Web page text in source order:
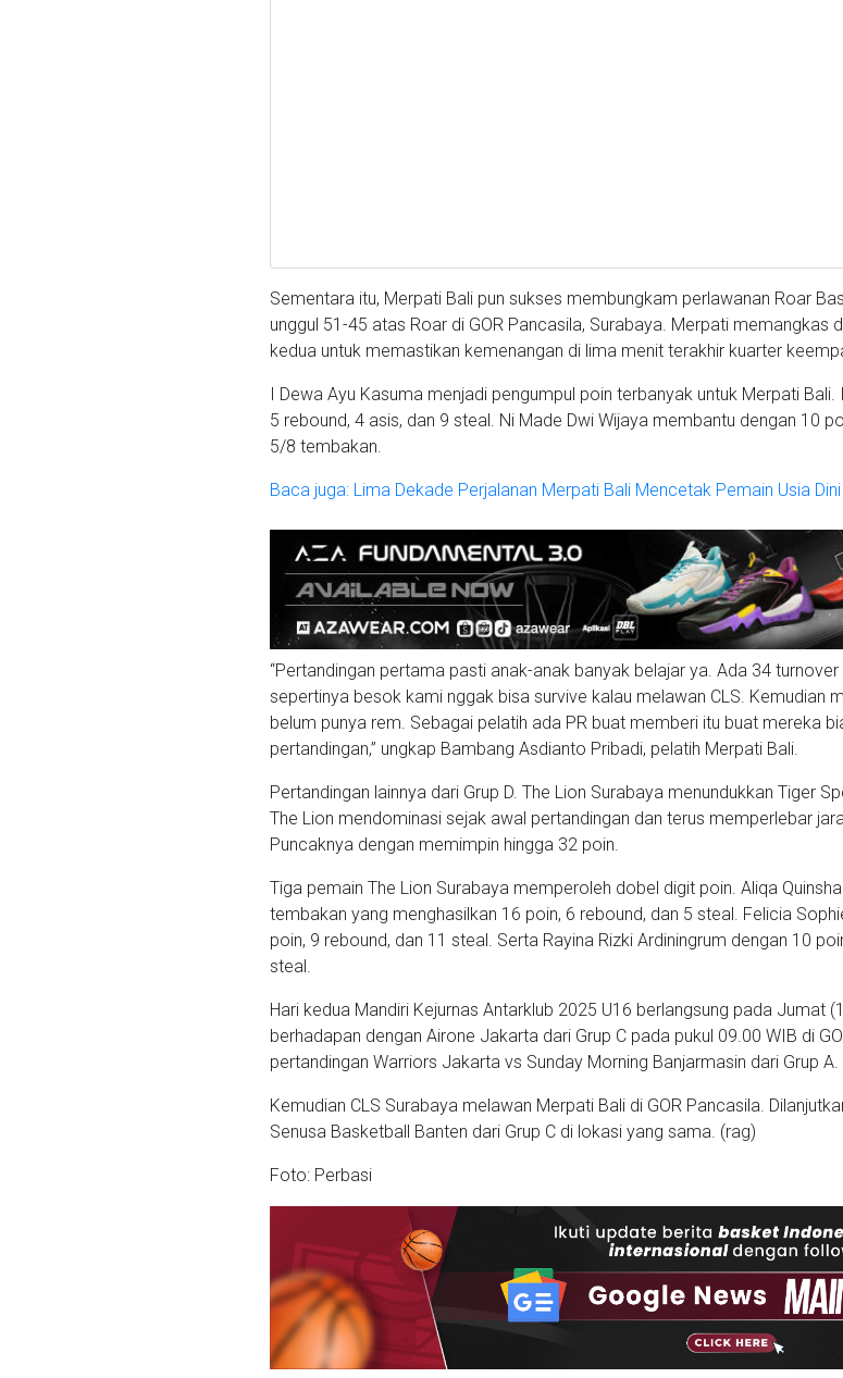
Sementara itu, Merpati Bali pun sukses membungkam perlawanan Roar
unggul 51-45 atas Roar di GOR Pancasila, Surabaya. Merpati memangkas
kedua untuk memastikan kemenangan di lima menit terakhir kuarter
I Dewa Ayu Kasuma menjadi pengumpul poin terbanyak untuk Merpati
5 rebound, 4 asis, dan 9 steal. Ni Made Dwi Wijaya membantu dengan 10
5/8 tembakan.
Baca juga: Lima Dekade Perjalanan Merpati Bali Mencetak Pemain Usia Dini
“Pertandingan pertama pasti anak-anak banyak belajar ya. Ada 34 turnover
sepertinya besok kami nggak bisa survive kalau melawan CLS. Kemudian
belum punya rem. Sebagai pelatih ada PR buat memberi itu buat mereka
pertandingan,” ungkap Bambang Asdianto Pribadi, pelatih Merpati Bali.
Pertandingan lainnya dari Grup D. The Lion Surabaya menundukkan Tiger
The Lion mendominasi sejak awal pertandingan dan terus memperlebar
Puncaknya dengan memimpin hingga 32 poin.
Tiga pemain The Lion Surabaya memperoleh dobel digit poin. Aliqa
tembakan yang menghasilkan 16 poin, 6 rebound, dan 5 steal. Felicia
poin, 9 rebound, dan 11 steal. Serta Rayina Rizki Ardiningrum dengan 10
steal.
Hari kedua Mandiri Kejurnas Antarklub 2025 U16 berlangsung pada Jumat
berhadapan dengan Airone Jakarta dari Grup C pada pukul 09.00 WIB di
pertandingan Warriors Jakarta vs Sunday Morning Banjarmasin dari Grup A.
Kemudian CLS Surabaya melawan Merpati Bali di GOR Pancasila.
Senusa Basketball Banten dari Grup C di lokasi yang sama. (rag)
Foto: Perbasi